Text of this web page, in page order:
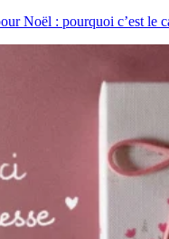
Noël : pourquoi c’est le